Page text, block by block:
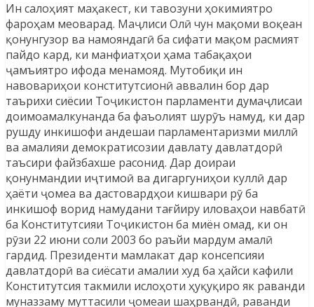
Ин салоҳият маҳакест, ки тавозуни ҳокимиятро
фароҳам меоварад. Маҷлиси Олӣ чун мақоми воқеан
қонунгузор ва намояндагӣ ба сифати мақом расмият
пайдо кард, ки манфиатҳои ҳама табақаҳои
ҷамъиятро ифода менамояд. Мутобиқи ин
навовариҳои конститутсионӣ аввалин бор дар
таърихи сиёсии Тоҷикистон парламенти думаҷлисаи
доимоамалкунанда ба фаъолият шурӯъ намуд, ки дар
рушду инкишофи андешаи парламентаризми миллӣ
ва амалияи демократисозии давлату давлатдорӣ
таъсири файзбахше расонид. Дар доираи
қонунмандии иҷтимоӣ ва дигаргуниҳои куллӣ дар
ҳаёти ҷомеа ва дастовардҳои кишвари рӯ ба
инкишоф ворид намудани тағйиру иловаҳои навбатӣ
ба Конститутсияи Тоҷикистон ба миён омад, ки он
рӯзи 22 июни соли 2003 бо раъйи мардум амалӣ
гардид. Президенти мамлакат дар консепсияи
давлатдорӣ ва сиёсати амалии худ ба ҳайси кафили
Конститутсия такмили ислоҳоти ҳуқуқиро як раванди
муназзаму муттасили ҷомеаи шаҳрвандӣ, раванди